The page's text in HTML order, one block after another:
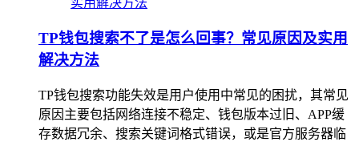
TP钱包搜索不了是怎么回事？常见原因及实用
解决方法
TP钱包搜索功能失效是用户使用中常见的困扰，其常见
原因主要包括网络连接不稳定、钱包版本过旧、APP缓
存数据冗余、搜索关键词格式错误，或是官方服务器临